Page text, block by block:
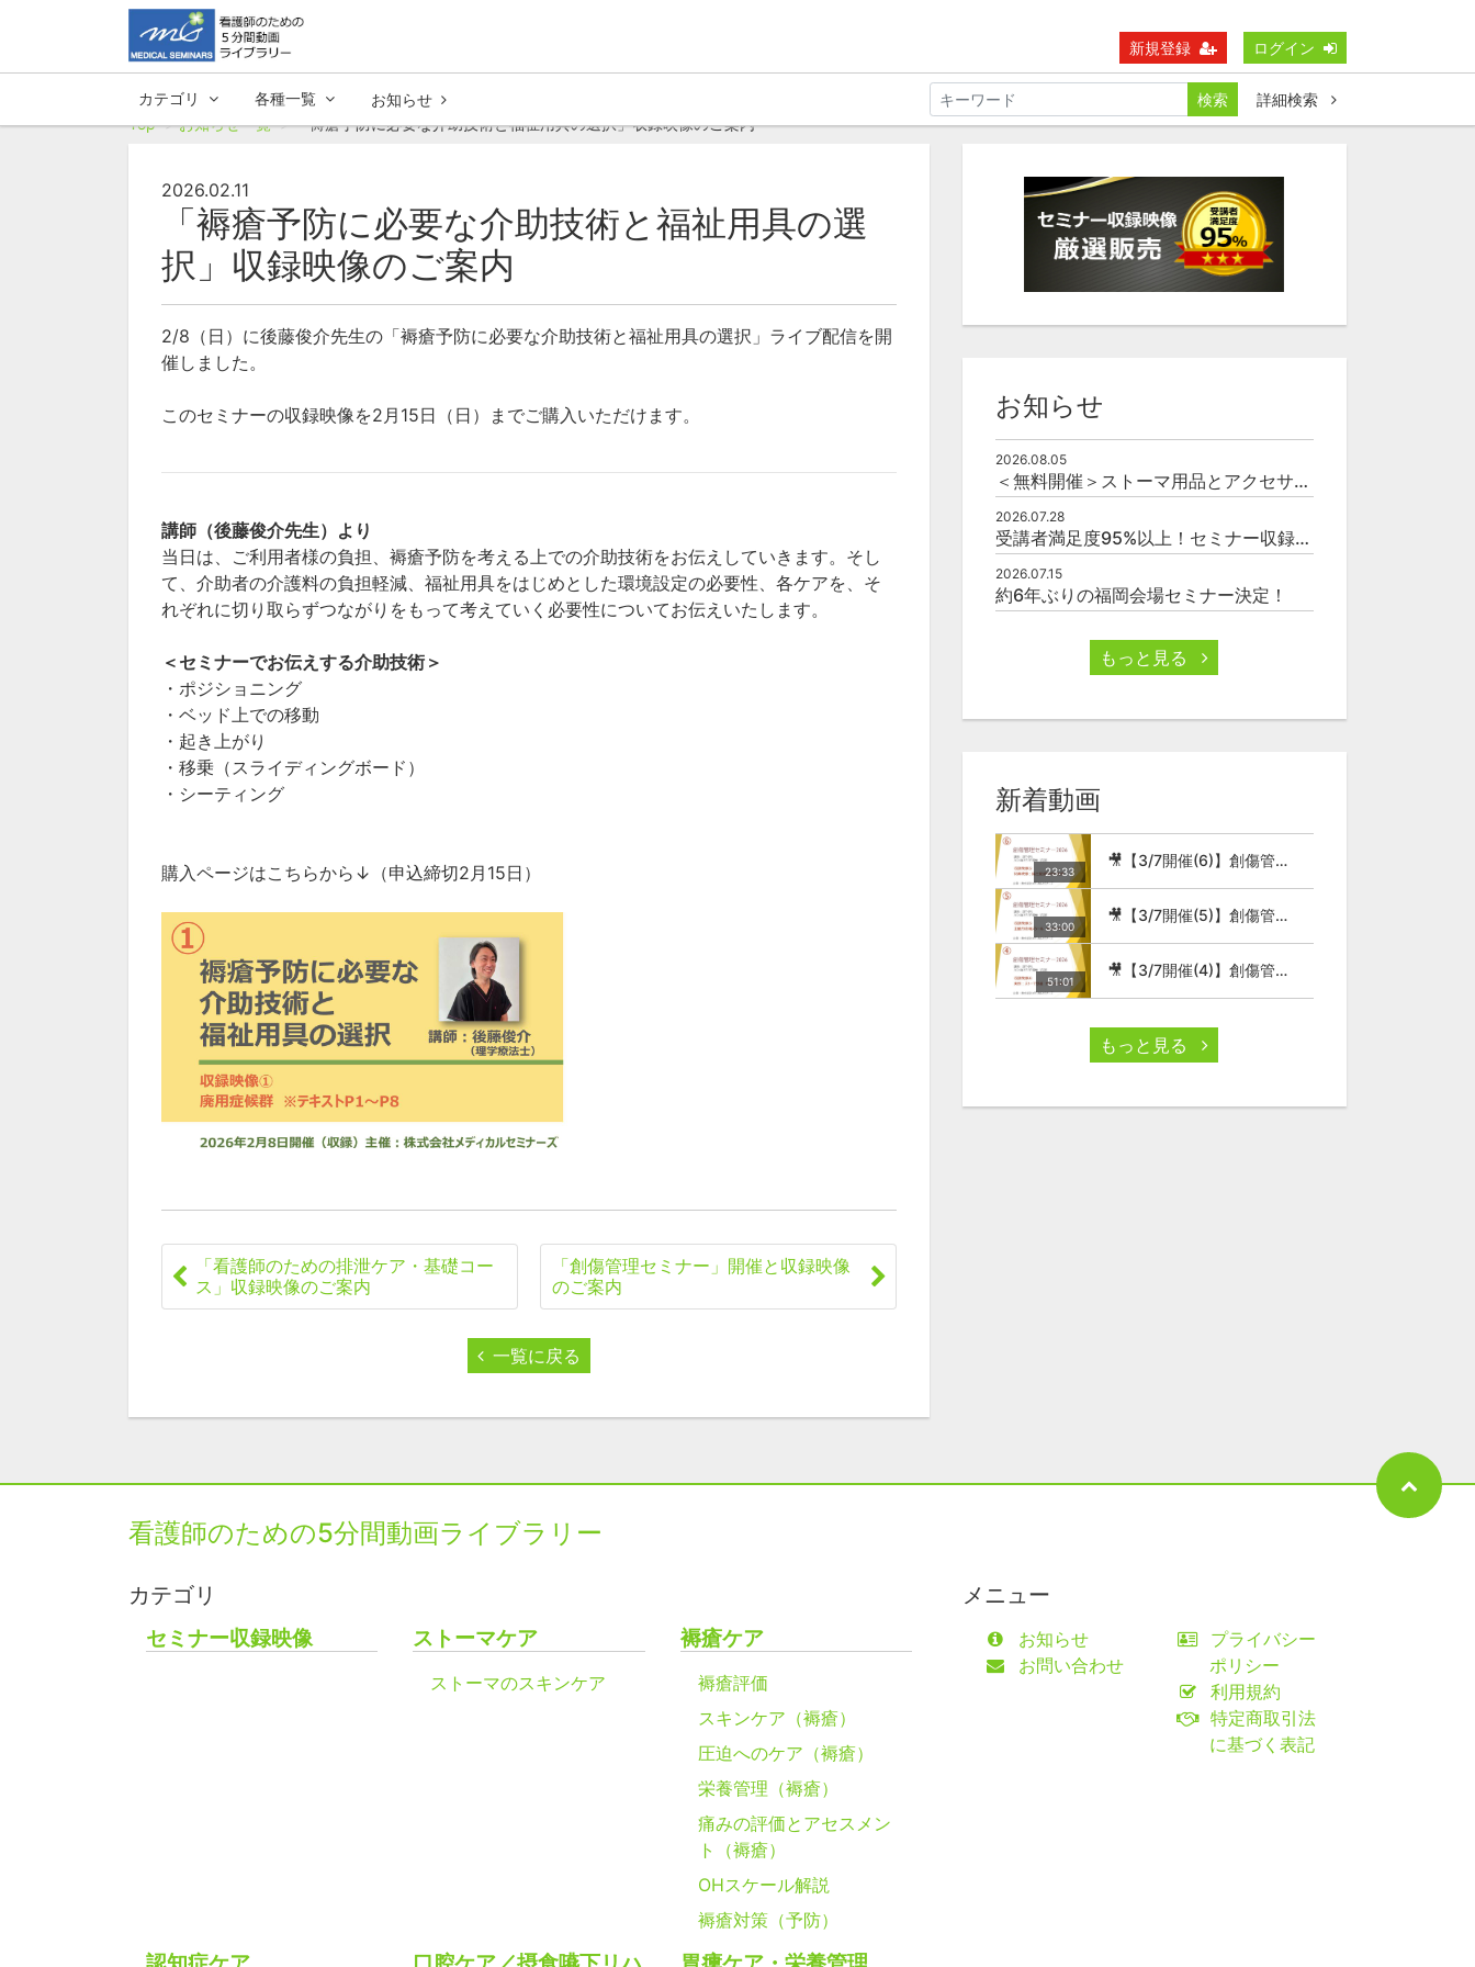
新規登録 ログイン
カテゴリ 各種一覧 お知らせ 検索
詳細検索
Top
お知らせ一覧 「褥瘡予防に必要な介助技術と福祉用具の選択」収録映像のご案内
2026.02.11
「褥瘡予防に必要な介助技術と福祉用具の選
択」収録映像のご案内
2/8（日）に後藤俊介先生の「褥瘡予防に必要な介助技術と福祉用具の選択」ライブ配信を開
催しました。
このセミナーの収録映像を2月15日（日）までご購入いただけます。
講師（後藤俊介先生）より
当日は、ご利用者様の負担、褥瘡予防を考える上での介助技術をお伝えしていきます。そし
て、介助者の介護料の負担軽減、福祉用具をはじめとした環境設定の必要性、各ケアを、そ
れぞれに切り取らずつながりをもって考えていく必要性についてお伝えいたします。
＜セミナーでお伝えする介助技術＞
・ポジショニング
・ベッド上での移動
・起き上がり
・移乗（スライディングボード）
・シーティング
購入ページはこちらから↓（申込締切2月15日）
「看護師のための排泄ケア・基礎コー
ス」収録映像のご案内
「創傷管理セミナー」開催と収録映像
のご案内
一覧に戻る
お知らせ
2026.08.05
＜無料開催＞ストーマ用品とアクセサリーの使い方（オンライン）
2026.07.28
受講者満足度95%以上！セミナー収録映像の厳選販売
2026.07.15
約6年ぶりの福岡会場セミナー決定！
もっと見る
新着動画
23:33
🎥【3/7開催(6)】創傷管理セミナー2026
33:00
🎥【3/7開催(5)】創傷管理セミナー2026
51:01
🎥【3/7開催(4)】創傷管理セミナー2026
もっと見る
看護師のための5分間動画ライブラリー
カテゴリ
セミナー収録映像
ストーマケア
ストーマのスキンケア
褥瘡ケア
褥瘡評価
スキンケア（褥瘡）
圧迫へのケア（褥瘡）
栄養管理（褥瘡）
痛みの評価とアセスメン
ト（褥瘡）
OHスケール解説
褥瘡対策（予防）
メニュー
お知らせ
お問い合わせ
プライバシー
ポリシー
利用規約
特定商取引法
に基づく表記